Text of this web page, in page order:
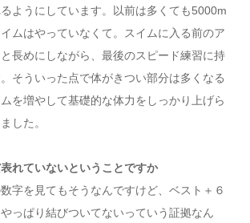
ようにしています。以前は多くても5000m
ムはやっていなくて。スイムに入る前のア
長めにしながら、最後のスピード練習に持
そういった点で体がきつい部分は多くなる
を増やして基礎的な体力をしっかり上げら
した。
れていないということですか
字を見てもそうなんですけど、ベスト＋６
っぱり結びついてないっていう証拠なん